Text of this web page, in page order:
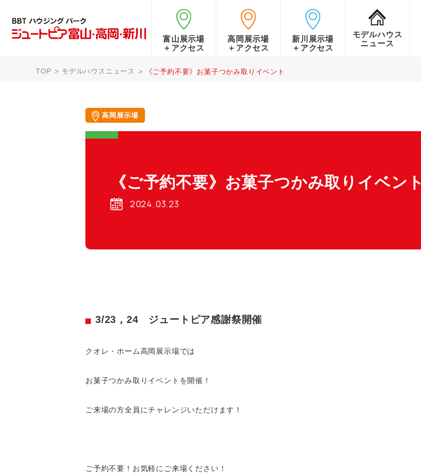
富山展示場
＋アクセス
高岡展示場
＋アクセス
新川展示場
＋アクセス
モデルハウス
ニュース
TOP モデルハウスニュース 《ご予約不要》お菓子つかみ取りイベント
高岡展示場
《ご予約不要》お菓子つかみ取りイベント
2024.03.23
3/23，24 ジュートピア感謝祭開催
クオレ・ホーム高岡展示場では
お菓子つかみ取りイベントを開催！
ご来場の方全員にチャレンジいただけます！
ご予約不要！お気軽にご来場ください！